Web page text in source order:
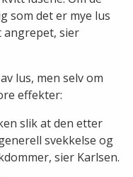
som det er mye lus
sier
lus, men selv om
effekter:
slik at den etter
svekkelse og
sier Karlsen.